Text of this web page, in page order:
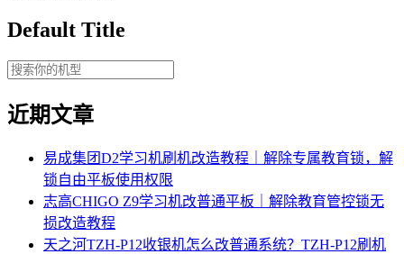
Default Title
近期文章
易成集团D2学习机刷机改造教程｜解除专属教育锁，解
锁自由平板使用权限
志高CHIGO Z9学习机改普通平板｜解除教育管控锁无
损改造教程
天之河TZH-P12收银机怎么改普通系统？TZH-P12刷机